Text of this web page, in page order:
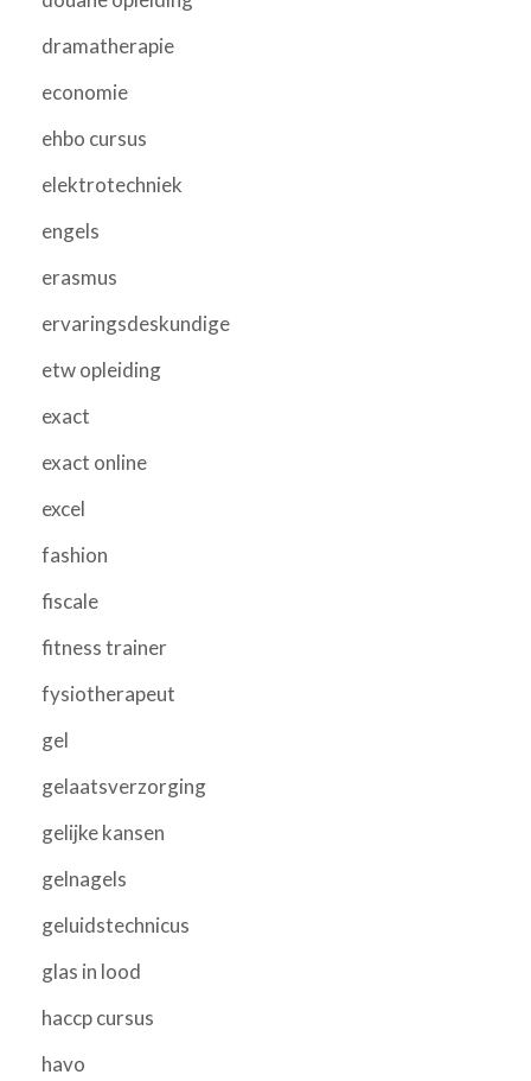
dramatherapie
economie
ehbo cursus
elektrotechniek
engels
erasmus
ervaringsdeskundige
etw opleiding
exact
exact online
excel
fashion
fiscale
fitness trainer
fysiotherapeut
gel
gelaatsverzorging
gelijke kansen
gelnagels
geluidstechnicus
glas in lood
haccp cursus
havo